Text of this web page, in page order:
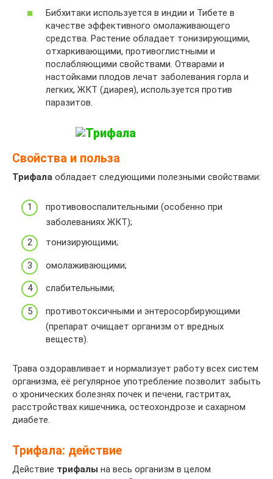
Бибхитаки используется в индии и Тибете в
качестве эффективного омолаживающего
средства. Растение обладает тонизирующими,
отхаркивающими, противоглистными и
послабляющими свойствами. Отварами и
настойками плодов лечат заболевания горла и
легких, ЖКТ (диарея), используется против
паразитов.
Свойства и польза
Трифала обладает следующими полезными свойствами:
противовоспалительными (особенно при
заболеваниях ЖКТ);
тонизирующими;
омолаживающими;
слабительными;
противотоксичными и энтеросорбирующими
(препарат очищает организм от вредных
веществ).
Трава оздоравливает и нормализует работу всех систем
организма, её регулярное употребление позволит забыть
о хронических болезнях почек и печени, гастритах,
расстройствах кишечника, остеохондрозе и сахарном
диабете.
Трифала: действие
Действие трифалы на весь организм в целом